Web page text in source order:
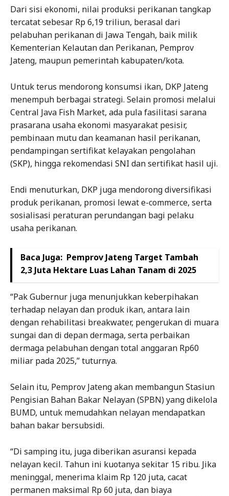
Dari sisi ekonomi, nilai produksi perikanan tangkap
tercatat sebesar Rp 6,19 triliun, berasal dari
pelabuhan perikanan di Jawa Tengah, baik milik
Kementerian Kelautan dan Perikanan, Pemprov
Jateng, maupun pemerintah kabupaten/kota.
Untuk terus mendorong konsumsi ikan, DKP Jateng
menempuh berbagai strategi. Selain promosi melalui
Central Java Fish Market, ada pula fasilitasi sarana
prasarana usaha ekonomi masyarakat pesisir,
pembinaan mutu dan keamanan hasil perikanan,
pendampingan sertifikat kelayakan pengolahan
(SKP), hingga rekomendasi SNI dan sertifikat hasil uji.
Endi menuturkan, DKP juga mendorong diversifikasi
produk perikanan, promosi lewat e-commerce, serta
sosialisasi peraturan perundangan bagi pelaku
usaha perikanan.
Baca Juga: Pemprov Jateng Target Tambah
2,3 Juta Hektare Luas Lahan Tanam di 2025
“Pak Gubernur juga menunjukkan keberpihakan
terhadap nelayan dan produk ikan, antara lain
dengan rehabilitasi breakwater, pengerukan di muara
sungai dan di depan dermaga, serta perbaikan
dermaga pelabuhan dengan total anggaran Rp60
miliar pada 2025,” tuturnya.
Selain itu, Pemprov Jateng akan membangun Stasiun
Pengisian Bahan Bakar Nelayan (SPBN) yang dikelola
BUMD, untuk memudahkan nelayan mendapatkan
bahan bakar bersubsidi.
“Di samping itu, juga diberikan asuransi kepada
nelayan kecil. Tahun ini kuotanya sekitar 15 ribu. Jika
meninggal, menerima klaim Rp 120 juta, cacat
permanen maksimal Rp 60 juta, dan biaya